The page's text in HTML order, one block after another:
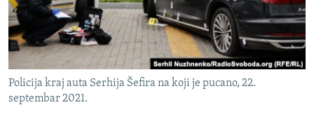
SPECIJALI RSE
VIŠE OD NASLOVA
GENOCID U SREBRENICI
POPLAVE I KLIZIŠTA U BIH 2024.
PRATITE NAS
Policija kraj auta Serhija Šefira na koji je pucano, 22.
septembar 2021.